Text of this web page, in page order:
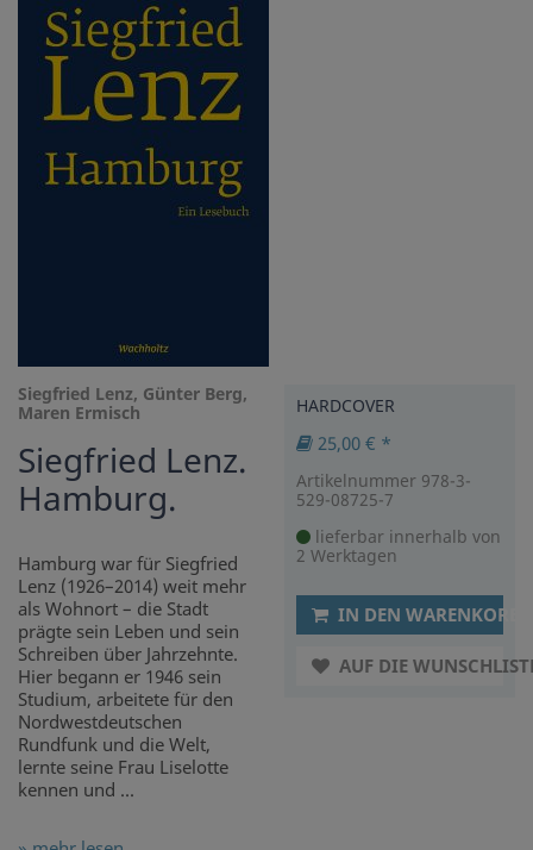
Siegfried Lenz, Günter Berg,
Maren Ermisch
Siegfried Lenz.
Hamburg.
Hamburg war für Siegfried
Lenz (1926–2014) weit mehr
als Wohnort – die Stadt
prägte sein Leben und sein
Schreiben über Jahrzehnte.
Hier begann er 1946 sein
Studium, arbeitete für den
Nordwestdeutschen
Rundfunk und die Welt,
lernte seine Frau Liselotte
kennen und ...
HARDCOVER
25,00 € *
Artikelnummer 978-3-
529-08725-7
lieferbar innerhalb von
2 Werktagen
IN DEN WARENKORB
AUF DIE